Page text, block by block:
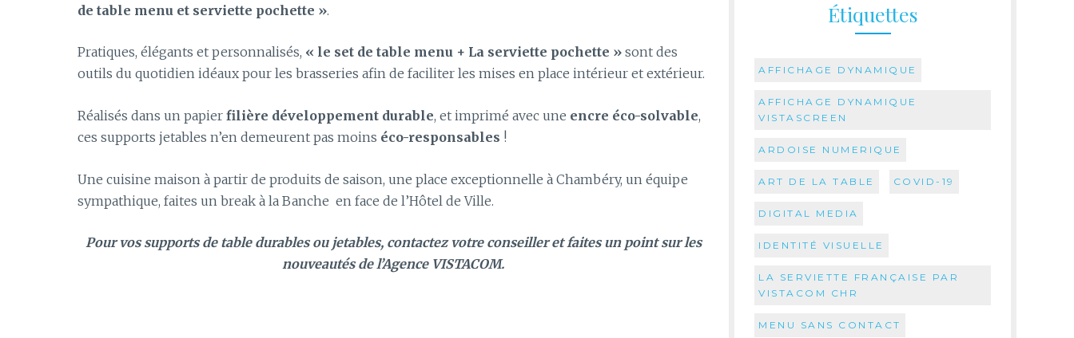
de table menu et serviette pochette ».
Pratiques, élégants et personnalisés, « le set de table menu + La serviette pochette » sont des
outils du quotidien idéaux pour les brasseries afin de faciliter les mises en place intérieur et extérieur.
Réalisés dans un papier filière développement durable, et imprimé avec une encre éco-solvable,
ces supports jetables n’en demeurent pas moins éco-responsables !
Une cuisine maison à partir de produits de saison, une place exceptionnelle à Chambéry, un équipe
sympathique, faites un break à la Banche en face de l’Hôtel de Ville.
Pour vos supports de table durables ou jetables, contactez votre conseiller et faites un point sur les
nouveautés de l’Agence VISTACOM.
Étiquettes
AFFICHAGE DYNAMIQUE
AFFICHAGE DYNAMIQUE
VISTASCREEN
ARDOISE NUMERIQUE
ART DE LA TABLE COVID-19
DIGITAL MEDIA
IDENTITÉ VISUELLE
LA SERVIETTE FRANÇAISE PAR
VISTACOM CHR
MENU SANS CONTACT